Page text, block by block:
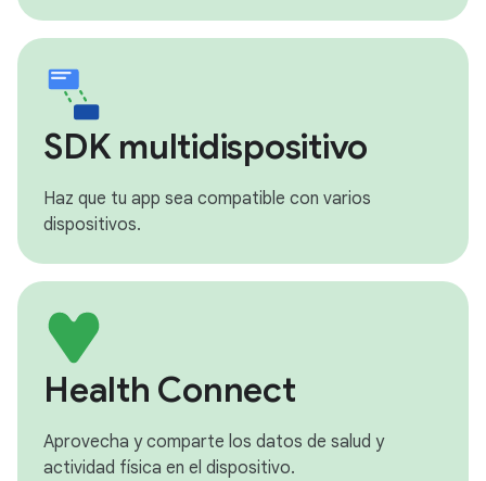
SDK multidispositivo
Haz que tu app sea compatible con varios
dispositivos.
Health Connect
Aprovecha y comparte los datos de salud y
actividad física en el dispositivo.